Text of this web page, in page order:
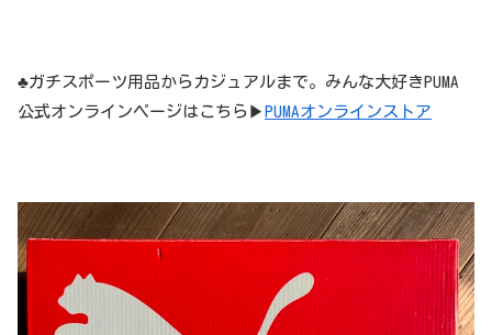
♣️ガチスポーツ用品からカジュアルまで。みんな大好きPUMA
公式オンラインページはこちら▶︎ PUMAオンラインストア